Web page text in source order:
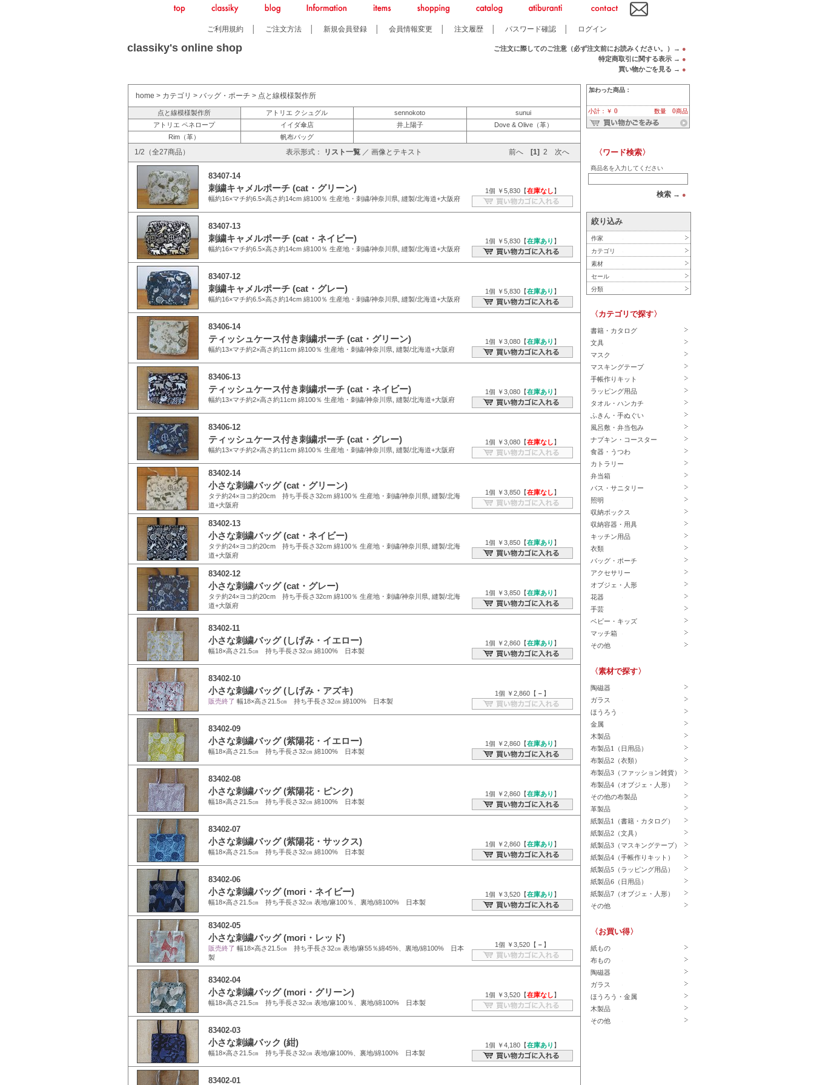
ご利用規約 ご注文方法 新規会員登録 会員情報変更 注文履歴 パスワード確認 ログイン
classiky's online shop ご注文に際してのご注意（必ず注文前にお読みください。）→ ●
特定商取引に関する表示 → ●
買い物かごを見る → ●
home > カテゴリ > バッグ・ポーチ > 点と線模様製作所
点と線模様製作所 アトリエ クシュグル sennokoto
sunui
アトリエ ペネロープ
イイダ傘店 井上陽子
Dove & Olive（革）
Rim（革）
帆布バッグ
1/2（全27商品） 表示形式： リスト一覧／ 画像とテキスト 前へ [1] 2 次へ
83407-14
刺繍キャメルポーチ (cat・グリーン)
幅約16×マチ約6.5×高さ約14cm 綿100％ 生産地・刺繍/神奈川県, 縫製/北海道+大阪府
1個 ￥5,830【在庫なし】
83407-13
刺繍キャメルポーチ (cat・ネイビー)
幅約16×マチ約6.5×高さ約14cm 綿100％ 生産地・刺繍/神奈川県, 縫製/北海道+大阪府
1個 ￥5,830【在庫あり 】
83407-12
刺繍キャメルポーチ (cat・グレー)
幅約16×マチ約6.5×高さ約14cm 綿100％ 生産地・刺繍/神奈川県, 縫製/北海道+大阪府
1個 ￥5,830【在庫あり 】
83406-14
ティッシュケース付き刺繍ポーチ (cat・グリーン)
幅約13×マチ約2×高さ約11cm 綿100％ 生産地・刺繍/神奈川県, 縫製/北海道+大阪府
1個 ￥3,080【在庫あり 】
83406-13
ティッシュケース付き刺繍ポーチ (cat・ネイビー)
幅約13×マチ約2×高さ約11cm 綿100％ 生産地・刺繍/神奈川県, 縫製/北海道+大阪府
1個 ￥3,080【在庫あり 】
83406-12
ティッシュケース付き刺繍ポーチ (cat・グレー)
幅約13×マチ約2×高さ約11cm 綿100％ 生産地・刺繍/神奈川県, 縫製/北海道+大阪府
1個 ￥3,080【在庫なし】
83402-14
小さな刺繍バッグ (cat・グリーン)
タテ約24×ヨコ約20cm 持ち手長さ32cm 綿100％ 生産地・刺繍/神奈川県, 縫製/北海
道+大阪府
1個 ￥3,850【在庫なし】
83402-13
小さな刺繍バッグ (cat・ネイビー)
タテ約24×ヨコ約20cm 持ち手長さ32cm 綿100％ 生産地・刺繍/神奈川県, 縫製/北海
道+大阪府
1個 ￥3,850【在庫あり 】
83402-12
小さな刺繍バッグ (cat・グレー)
タテ約24×ヨコ約20cm 持ち手長さ32cm 綿100％ 生産地・刺繍/神奈川県, 縫製/北海
道+大阪府
1個 ￥3,850【在庫あり 】
83402-11
小さな刺繍バッグ (しげみ・イエロー)
幅18×高さ21.5㎝ 持ち手長さ32㎝ 綿100% 日本製
1個 ￥2,860【在庫あり 】
83402-10
小さな刺繍バッグ (しげみ・アズキ)
販売終了 幅18×高さ21.5㎝ 持ち手長さ32㎝ 綿100% 日本製
1個 ￥2,860【 － 】
83402-09
小さな刺繍バッグ (紫陽花・イエロー)
幅18×高さ21.5㎝ 持ち手長さ32㎝ 綿100% 日本製
1個 ￥2,860【在庫あり 】
83402-08
小さな刺繍バッグ (紫陽花・ピンク)
幅18×高さ21.5㎝ 持ち手長さ32㎝ 綿100% 日本製
1個 ￥2,860【在庫あり 】
83402-07
小さな刺繍バッグ (紫陽花・サックス)
幅18×高さ21.5㎝ 持ち手長さ32㎝ 綿100% 日本製
1個 ￥2,860【在庫あり 】
83402-06
小さな刺繍バッグ (mori・ネイビー)
幅18×高さ21.5㎝ 持ち手長さ32㎝ 表地/麻100％、裏地/綿100% 日本製
1個 ￥3,520【在庫あり 】
83402-05
小さな刺繍バッグ (mori・レッド)
販売終了 幅18×高さ21.5㎝ 持ち手長さ32㎝ 表地/麻55％綿45%、裏地/綿100% 日本
製
1個 ￥3,520【 － 】
83402-04
小さな刺繍バッグ (mori・グリーン)
幅18×高さ21.5㎝ 持ち手長さ32㎝ 表地/麻100％、裏地/綿100% 日本製
1個 ￥3,520【在庫なし】
83402-03
小さな刺繍バック (紺)
幅18×高さ21.5㎝ 持ち手長さ32㎝ 表地/麻100%、裏地/綿100% 日本製
1個 ￥4,180【在庫あり 】
83402-01
加わった商品：
小計：￥ 0 数量 0商品
〈ワード検索〉
商品名を入力してください
検索 → ●
絞り込み
作家
カテゴリ
素材
セール
分類
〈カテゴリで探す〉
書籍・カタログ
文具
マスク
マスキングテープ
手帳作りキット
ラッピング用品
タオル・ハンカチ
ふきん・手ぬぐい
風呂敷・弁当包み
ナプキン・コースター
食器・うつわ
カトラリー
弁当箱
バス・サニタリー
照明
収納ボックス
収納容器・用具
キッチン用品
衣類
バッグ・ポーチ
アクセサリー
オブジェ・人形
花器
手芸
ベビー・キッズ
マッチ箱
その他
〈素材で探す〉
陶磁器
ガラス
ほうろう
金属
木製品
布製品1（日用品）
布製品2（衣類）
布製品3（ファッション雑貨）
布製品4（オブジェ・人形）
その他の布製品
革製品
紙製品1（書籍・カタログ）
紙製品2（文具）
紙製品3（マスキングテープ）
紙製品4（手帳作りキット）
紙製品5（ラッピング用品）
紙製品6（日用品）
紙製品7（オブジェ・人形）
その他
〈お買い得〉
紙もの
布もの
陶磁器
ガラス
ほうろう・金属
木製品
その他